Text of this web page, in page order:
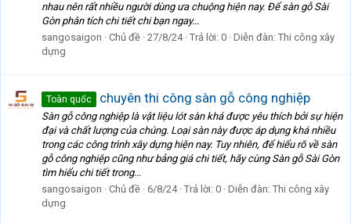
nhau nên rất nhiều người dùng ưa chuộng hiện nay. Để sàn gỗ Sài
Gòn phân tích chi tiết chi bạn ngay...
sangosaigon
Chủ đề 27/8/24 Trả lời: 0 Diễn đàn: Thi công xây
dựng
Toàn quốc chuyên thi công sàn gỗ công nghiệp
Sàn gỗ công nghiệp là vật liệu lót sàn khá được yêu thích bởi sự hiện
đại và chất lượng của chúng. Loại sàn này được áp dụng khá nhiều
trong các công trình xây dựng hiện nay. Tuy nhiên, để hiểu rõ về sàn
gỗ công nghiệp cũng như bảng giá chi tiết, hãy cùng Sàn gỗ Sài Gòn
tìm hiểu chi tiết trong...
sangosaigon
Chủ đề 6/8/24 Trả lời: 0 Diễn đàn: Thi công xây
dựng